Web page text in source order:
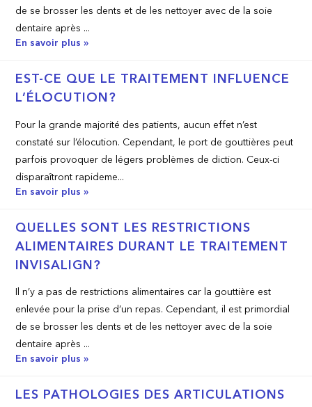
de se brosser les dents et de les nettoyer avec de la soie
dentaire après ...
En savoir plus »
EST-CE QUE LE TRAITEMENT INFLUENCE
L’ÉLOCUTION?
Pour la grande majorité des patients, aucun effet n’est
constaté sur l’élocution. Cependant, le port de gouttières peut
parfois provoquer de légers problèmes de diction. Ceux-ci
disparaîtront rapideme...
En savoir plus »
QUELLES SONT LES RESTRICTIONS
ALIMENTAIRES DURANT LE TRAITEMENT
INVISALIGN?
Il n’y a pas de restrictions alimentaires car la gouttière est
enlevée pour la prise d’un repas. Cependant, il est primordial
de se brosser les dents et de les nettoyer avec de la soie
dentaire après ...
En savoir plus »
LES PATHOLOGIES DES ARTICULATIONS